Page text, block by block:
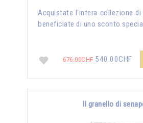
Acquistate l'intera collezione di
beneficiate di uno sconto
676.00CHF540.00CHF
Il granello di